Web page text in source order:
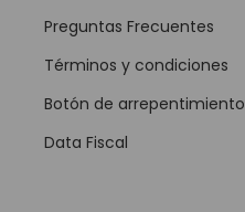
Preguntas Frecuentes
Términos y condiciones
Botón de arrepentimiento
Data Fiscal